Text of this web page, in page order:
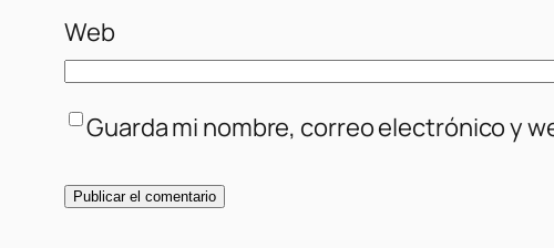
Web
Guarda mi nombre, correo electrónico y